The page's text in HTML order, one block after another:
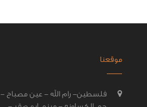
موقعنا
فلسطين- رام الله - عين مصباح -